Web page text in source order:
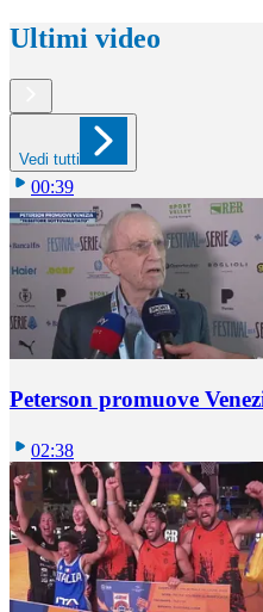
Ultimi video
Vedi tutti
00:39
Peterson promuove
02:38